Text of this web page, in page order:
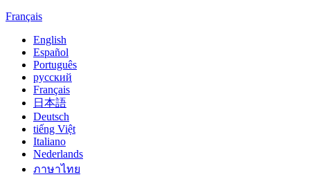
Français
English
Español
Português
русский
Français
日本語
Deutsch
tiếng Việt
Italiano
Nederlands
ภาษาไทย